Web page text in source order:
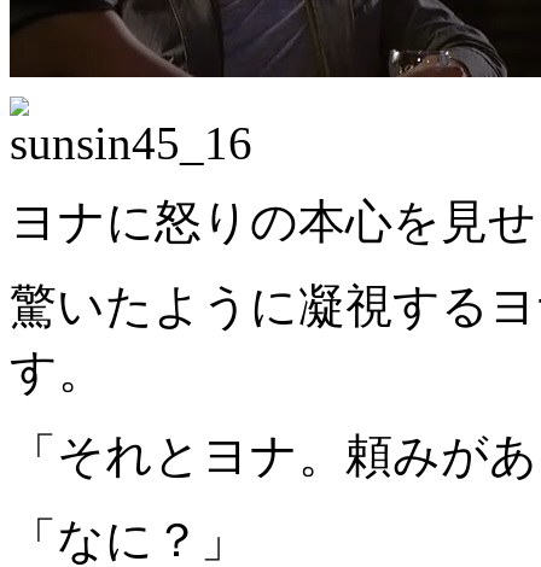
ヨナに怒りの本心を見
驚いたように凝視する
す。
「それとヨナ。頼みが
「なに？」